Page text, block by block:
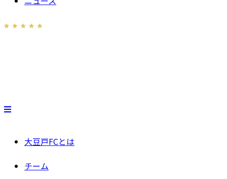
大豆戸FCとは
チーム